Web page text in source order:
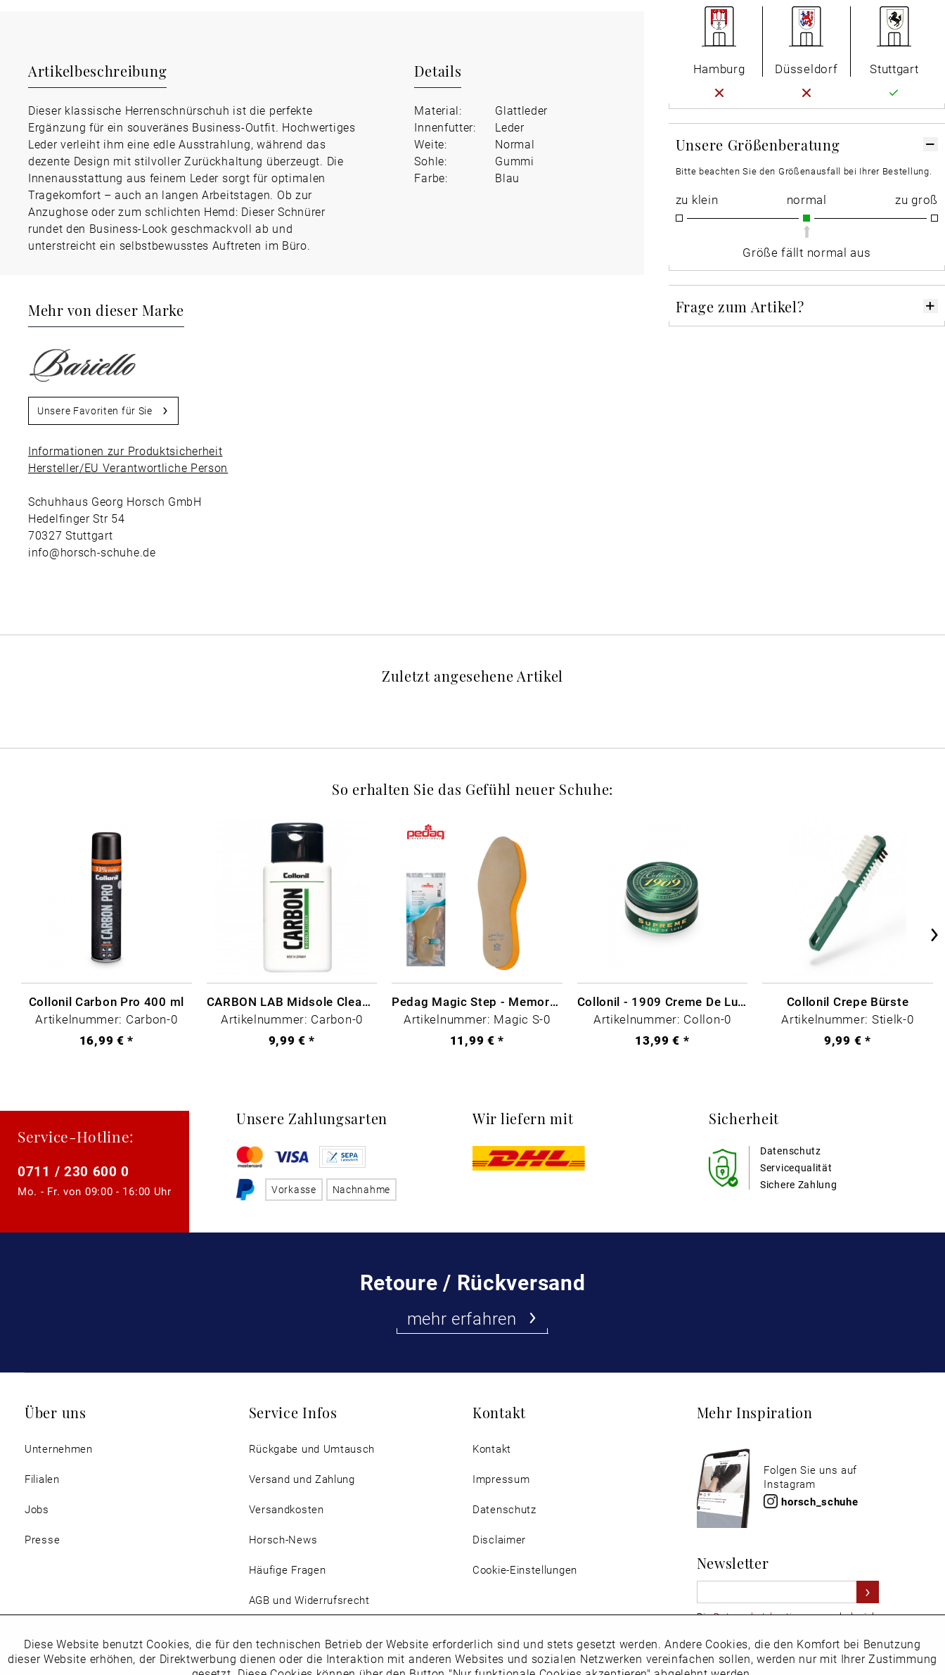
Artikelbeschreibung
Dieser klassische Herrenschnürschuh ist die perfekte
Ergänzung für ein souveränes Business-Outfit. Hochwertiges
Leder verleiht ihm eine edle Ausstrahlung, während das
dezente Design mit stilvoller Zurückhaltung überzeugt. Die
Innenausstattung aus feinem Leder sorgt für optimalen
Tragekomfort – auch an langen Arbeitstagen. Ob zur
Anzughose oder zum schlichten Hemd: Dieser Schnürer
rundet den Business-Look geschmackvoll ab und
unterstreicht ein selbstbewusstes Auftreten im Büro.
Details
Material:
Glattleder
Innenfutter:
Leder
Weite:
Normal
Sohle:
Gummi
Farbe:
Blau
Mehr von dieser Marke
Unsere Favoriten für Sie
Informationen zur Produktsicherheit
Hersteller/EU Verantwortliche Person
Schuhhaus Georg Horsch GmbH
Hedelfinger Str 54
70327 Stuttgart
info@horsch-schuhe.de
Hamburg Düsseldorf Stuttgart
Unsere Größenberatung
Bitte beachten Sie den Größenausfall bei Ihrer Bestellung.
zu klein normal zu groß
Größe fällt normal aus
Frage zum Artikel?
Zuletzt angesehene Artikel
So erhalten Sie das Gefühl neuer Schuhe:
Collonil Carbon Pro 400 ml
Artikelnummer: Carbon-0
16,99 € *
CARBON LAB Midsole Cleaner
Artikelnummer: Carbon-0
9,99 € *
Pedag Magic Step - Memory Schaum
Artikelnummer: Magic S-0
11,99 € *
Collonil - 1909 Creme De Luxe Farblos
Artikelnummer: Collon-0
13,99 € *
Collonil Crepe Bürste
Artikelnummer: Stielk-0
9,99 € *
Retoure / Rückversand
mehr erfahren
Service-Hotline:
0711 / 230 600 0
Mo. - Fr. von 09:00 - 16:00 Uhr
Unsere Zahlungsarten
Vorkasse Nachnahme
Wir liefern mit Sicherheit
Datenschutz
Sichere Zahlung
Servicequalität
Über uns
Unternehmen
Filialen
Jobs
Presse
Service Infos
Rückgabe und Umtausch
Versand und Zahlung
Versandkosten
Horsch-News
Häufige Fragen
AGB und Widerrufsrecht
Kontakt
Kontakt
Impressum
Datenschutz
Disclaimer
Cookie-Einstellungen
Mehr Inspiration
Folgen Sie uns auf
Instagram
horsch_schuhe
Newsletter
DieDatenschutzbestimmungenhabe ich
Hiervom Newsletter abmelden.
Funktionale Aktiv
Diese Website benutzt Cookies, die für den technischen Betrieb der Website erforderlich sind und stets gesetzt werden. Andere Cookies, die den Komfort bei Benutzung
dieser Website erhöhen, der Direktwerbung dienen oder die Interaktion mit anderen Websites und sozialen Netzwerken vereinfachen sollen, werden nur mit Ihrer Zustimmung